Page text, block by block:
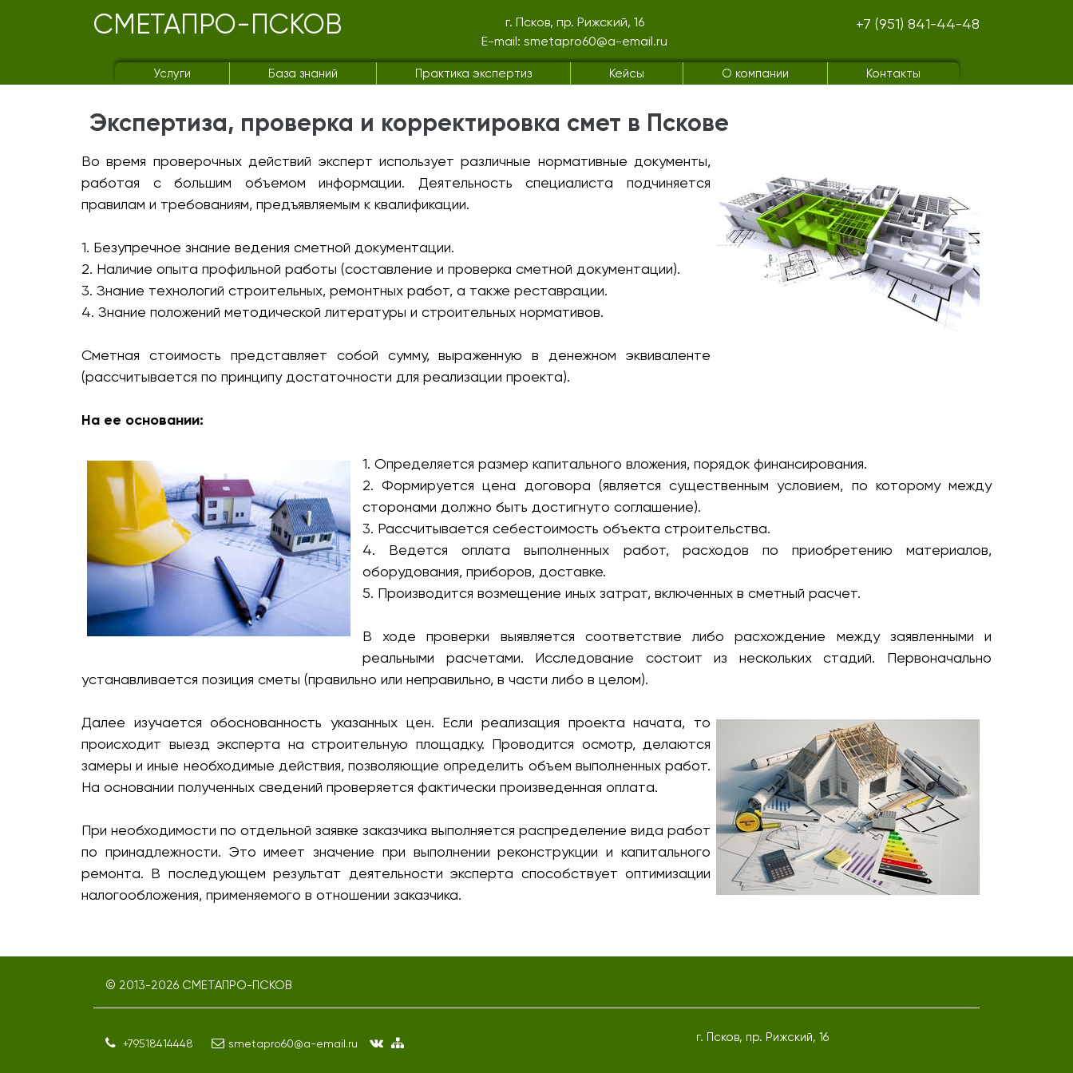
СМЕТАПРО-ПСКОВ
г. Псков, пр. Рижский, 16
E-mail: smetapro60@a-email.ru
+7 (951) 841-44-48
Услуги База знаний Практика экспертиз Кейсы О компании Контакты
Экспертиза, проверка и корректировка смет в Пскове
Во время проверочных действий эксперт использует различные нормативные документы,
работая с большим объемом информации. Деятельность специалиста подчиняется
правилам и требованиям, предъявляемым к квалификации.
1. Безупречное знание ведения сметной документации.
2. Наличие опыта профильной работы (составление и проверка сметной документации).
3. Знание технологий строительных, ремонтных работ, а также реставрации.
4. Знание положений методической литературы и строительных нормативов.
Сметная стоимость представляет собой сумму, выраженную в денежном эквиваленте
(рассчитывается по принципу достаточности для реализации проекта).
На ее основании:
1. Определяется размер капитального вложения, порядок финансирования.
2. Формируется цена договора (является существенным условием, по которому между
сторонами должно быть достигнуто соглашение).
3. Рассчитывается себестоимость объекта строительства.
4. Ведется оплата выполненных работ, расходов по приобретению материалов,
оборудования, приборов, доставке.
5. Производится возмещение иных затрат, включенных в сметный расчет.
В ходе проверки выявляется соответствие либо расхождение между заявленными и
реальными расчетами. Исследование состоит из нескольких стадий. Первоначально
устанавливается позиция сметы (правильно или неправильно, в части либо в целом).
Далее изучается обоснованность указанных цен. Если реализация проекта начата, то
происходит выезд эксперта на строительную площадку. Проводится осмотр, делаются
замеры и иные необходимые действия, позволяющие определить объем выполненных работ.
На основании полученных сведений проверяется фактически произведенная оплата.
При необходимости по отдельной заявке заказчика выполняется распределение вида работ
по принадлежности. Это имеет значение при выполнении реконструкции и капитального
ремонта. В последующем результат деятельности эксперта способствует оптимизации
налогообложения, применяемого в отношении заказчика.
© 2013-2026 СМЕТАПРО-ПСКОВ
+79518414448 smetapro60@a-email.ru г. Псков, пр. Рижский, 16